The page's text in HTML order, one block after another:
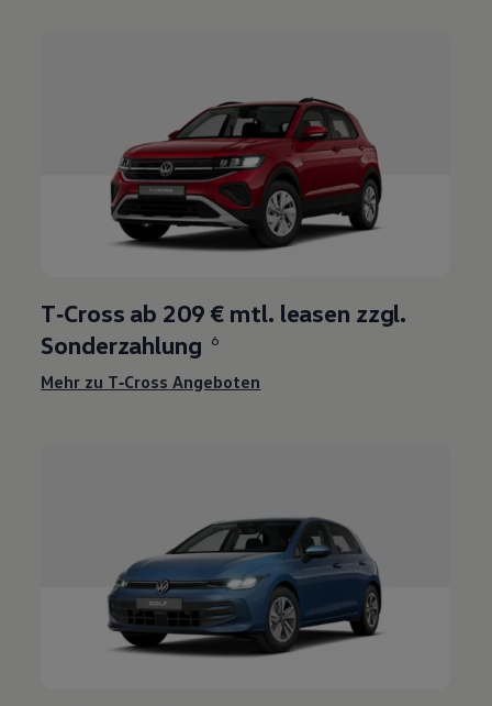
T‑Cross ab 209 € mtl. leasen zzgl.
Sonderzahlung
6
Mehr zu T‑Cross Angeboten